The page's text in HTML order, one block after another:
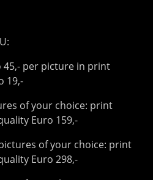
45,- per picture in print
19,-
of your choice: print
Euro 159,-
pictures of your choice: print
Euro 298,-